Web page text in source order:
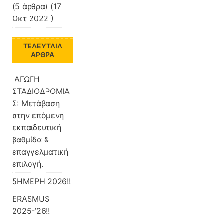
(5 άρθρα) (17
Οκτ 2022 )
ΤΕΛΕΥΤΑΊΑ
ΆΡΘΡΑ
ΑΓΩΓΗ
ΣΤΑΔΙΟΔΡΟΜΙΑ
Σ: Μετάβαση
στην επόμενη
εκπαιδευτική
βαθμίδα &
επαγγελματική
επιλογή.
5ΗΜΕΡΗ 2026!!
ERASMUS
2025-’26!!